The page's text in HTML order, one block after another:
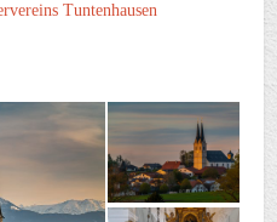
Tuntenhausen